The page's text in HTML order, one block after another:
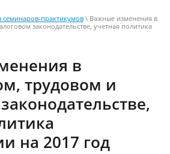
семинаров-практикумов \ Важные изменения в
законодательстве, учетная политика
в
трудовом и
на 2017 год